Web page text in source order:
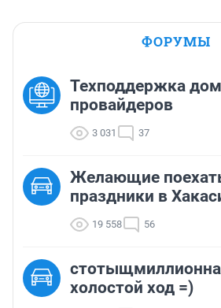
ФОРУМЫ
Техподдержка
провайдеров
3 031 37
Желающие
праздники в
19 558 56
холостой ход =)